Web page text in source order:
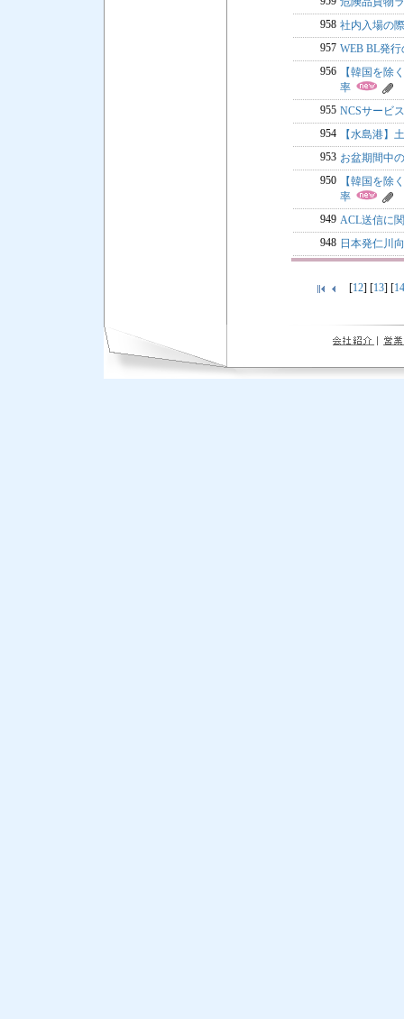
958 社内入場の
957 WEB BL発
956
【韓国を除
率
955 NCSサービ
954
【水島港】
953 お盆期間中
950
【韓国を除
率
949 ACL送信に
948 日本発仁川
[12] [13] [14